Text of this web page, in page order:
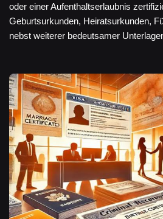
oder einer Aufenthaltserlaubnis
Geburtsurkunden, Heiratsurkunden,
nebst weiterer bedeutsamer